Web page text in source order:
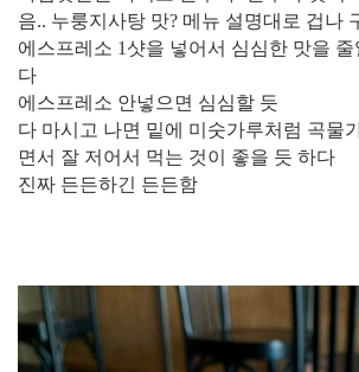
음.. 누룽지사탕 맛? 메뉴 설명대로 겁나
에스프레소 1샷을 넣어서 심심한 맛을
다
에스프레소 안넣으면 심심할 듯
다 마시고 나면 밑에 미숫가루처럼 곡물
면서 잘 저어서 먹는 것이 좋을 듯 하다
진짜 든든하긴 든든함